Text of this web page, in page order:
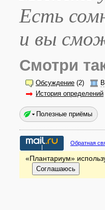
Есть
и вы
Смотри
Обсуждение (2)
История определений
Полезные приёмы
Обратная
«Плантариум»
Соглашаюсь